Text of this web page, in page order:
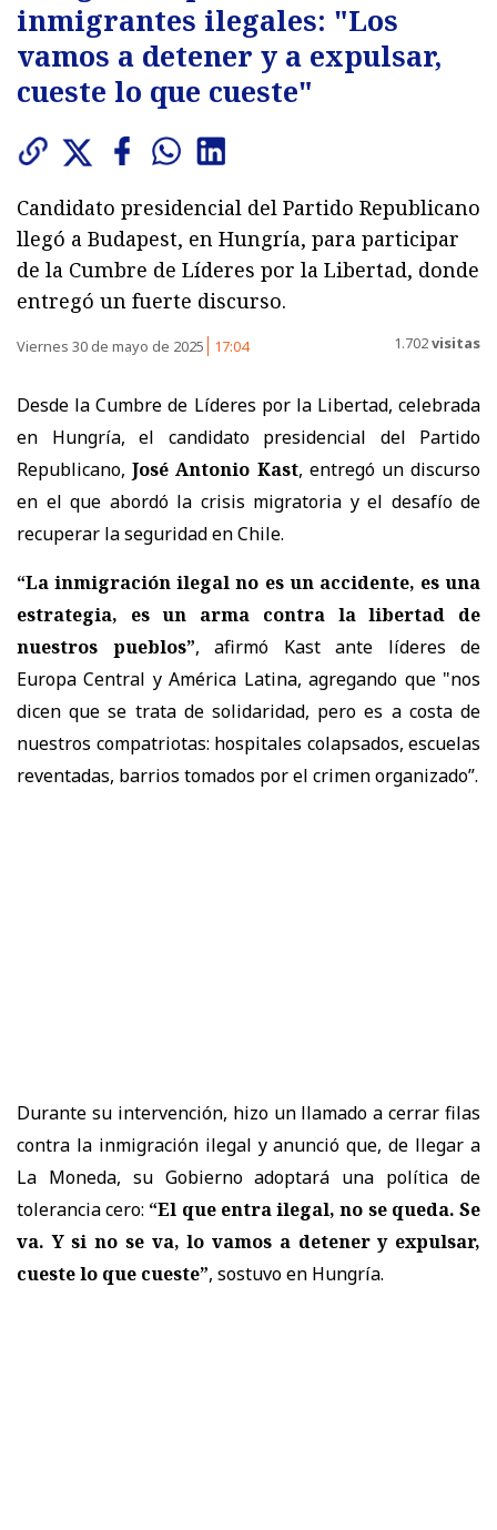
inmigrantes ilegales: "Los
vamos a detener y a expulsar,
cueste lo que cueste"
Candidato presidencial del Partido Republicano
llegó a Budapest, en Hungría, para participar
de la Cumbre de Líderes por la Libertad, donde
entregó un fuerte discurso.
Viernes 30 de mayo de 2025 17:04 1.702visitas
Desde la Cumbre de Líderes por la Libertad, celebrada
en Hungría, el candidato presidencial del Partido
Republicano,José Antonio Kast, entregó un discurso
en el que abordó la crisis migratoria y el desafío de
recuperar la seguridad en Chile.
“La inmigración ilegal no es un accidente, es una
estrategia, es un arma contra la libertad de
nuestros pueblos”, afirmó Kast ante líderes de
Europa Central y América Latina, agregando que "nos
dicen que se trata de solidaridad, pero es a costa de
nuestros compatriotas: hospitales colapsados, escuelas
reventadas, barrios tomados por el crimen organizado”.
Durante su intervención, hizo un llamado a cerrar filas
contra la inmigración ilegal y anunció que, de llegar a
La Moneda, su Gobierno adoptará una política de
tolerancia cero: “El que entra ilegal, no se queda. Se
va. Y si no se va, lo vamos a detener y expulsar,
cueste lo que cueste”, sostuvo en Hungría.